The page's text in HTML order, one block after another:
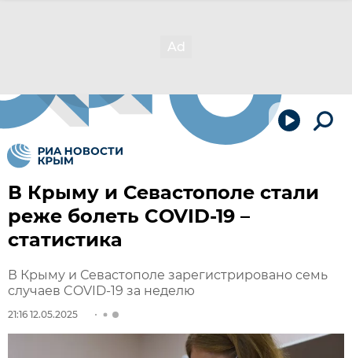
В Крыму и Севастополе стали
реже болеть COVID-19 –
статистика
В Крыму и Севастополе зарегистрировано семь
случаев COVID-19 за неделю
21:16 12.05.2025